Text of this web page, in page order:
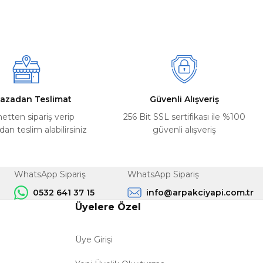
Teslimat
sipariş verip
teslim alabilirsiniz
Güvenli Alışveriş
256 Bit SSL sertifikası ile %100
güvenli alışveriş
WhatsApp Sipariş
0532 641 37 15
WhatsApp Sipariş
info@arpakciyapi.com.tr
Üyelere Özel
Üye Girişi